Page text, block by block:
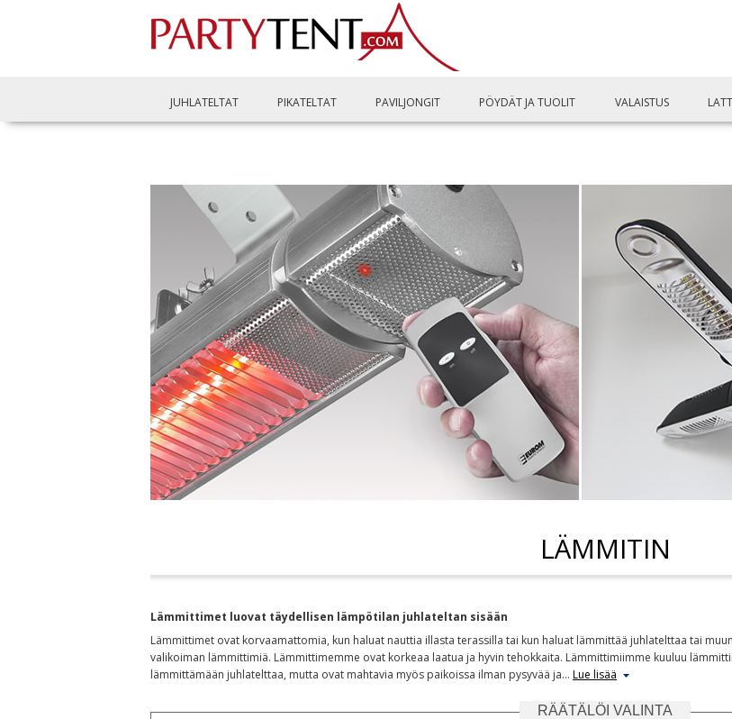
JUHLATELTAT PIKATELTAT PAVILJONGIT PÖYDÄT JA TUOLIT VALAISTUS
LÄMMITIN
Lämmittimet luovat täydellisen lämpötilan juhlateltan sisään
Lämmittimet ovat korvaamattomia, kun haluat nauttia illasta terassilla tai kun haluat lämmittää juhlatelttaa tai
valikoiman lämmittimiä. Lämmittimemme ovat korkeaa laatua ja hyvin tehokkaita. Lämmittimiimme kuuluu
lämmittämään juhlatelttaa, mutta ovat mahtavia myös paikoissa ilman pysyvää ja… Lue lisää
RÄÄTÄLÖI VALINTA